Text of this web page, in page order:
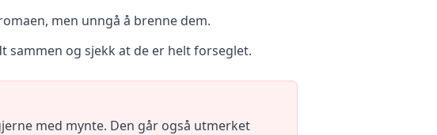
men unngå å brenne dem.
og sjekk at de er helt forseglet.
med mynte. Den går også utmerket